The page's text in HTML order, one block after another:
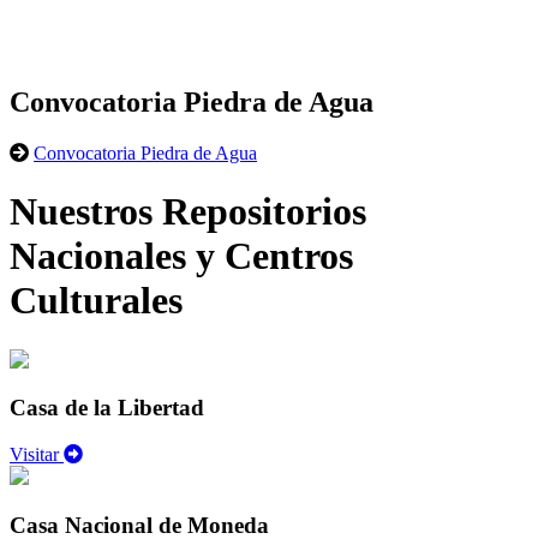
Convocatoria Piedra de Agua
Convocatoria Piedra de Agua
Nuestros Repositorios
Nacionales y Centros
Culturales
Casa de la Libertad
Visitar
Casa Nacional de Moneda